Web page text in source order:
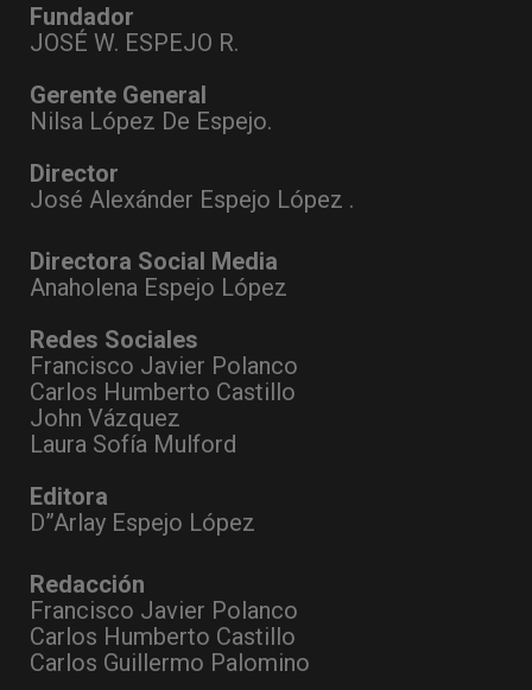
Fundador
JOSÉ W. ESPEJO R.
Gerente General
Nilsa López De Espejo.
Director
José Alexánder Espejo López .
Directora Social Media
Anaholena Espejo López
Redes Sociales
Francisco Javier Polanco
Carlos Humberto Castillo
John Vázquez
Laura Sofía Mulford
Editora
D”Arlay Espejo López
Redacción
Francisco Javier Polanco
Carlos Humberto Castillo
Carlos Guillermo Palomino